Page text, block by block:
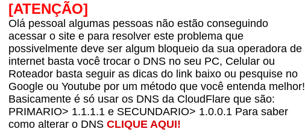
[ATENÇÃO]
Olá pessoal algumas pessoas não estão conseguindo
acessar o site e para resolver este problema que
possivelmente deve ser algum bloqueio da sua operadora de
internet basta você trocar o DNS no seu PC, Celular ou
Roteador basta seguir as dicas do link baixo ou pesquise no
Google ou Youtube por um método que você entenda melhor!
Basicamente é só usar os DNS da CloudFlare que são:
PRIMARIO> 1.1.1.1 e SECUNDARIO> 1.0.0.1 Para saber
como alterar o DNS CLIQUE AQUI!